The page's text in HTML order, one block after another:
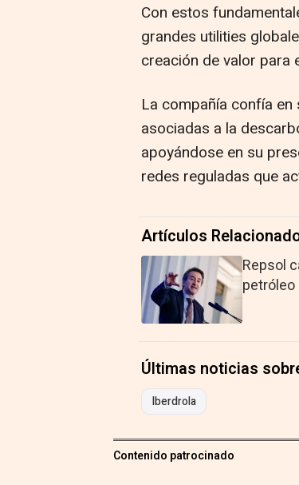
Con estos
grandes utilities
creación de valor para
La compañía confía
asociadas a la
apoyándose en su
redes reguladas que
Artículos
Repsol
petróleo
Últimas noticias
Iberdrola
Contenido patrocinado